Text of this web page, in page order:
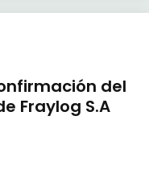
del
Fraylog S.A